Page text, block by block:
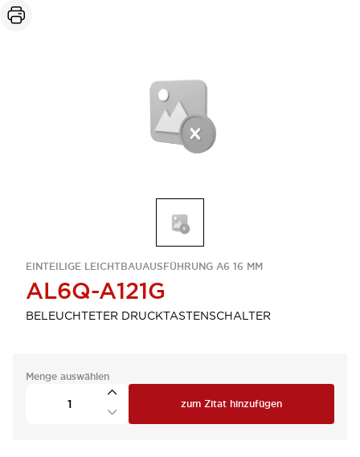
EINTEILIGE LEICHTBAUAUSFÜHRUNG A6 16 MM
AL6Q-A121G
BELEUCHTETER DRUCKTASTENSCHALTER
Menge auswählen
zum Zitat hinzufügen